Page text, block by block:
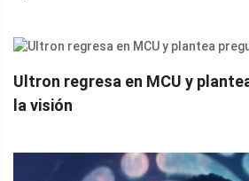
Ultron regresa en MCU y
la visión